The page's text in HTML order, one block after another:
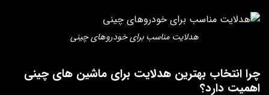
هدلایت مناسب برای خودروهای چینی
چرا انتخاب بهترین هدلایت برای ماشین های چینی
اهمیت دارد؟